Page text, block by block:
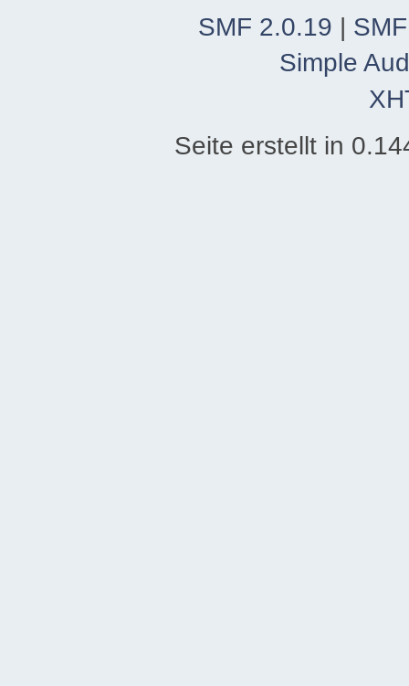
SMF 2.0.19 |
Simple
Seite erstellt in